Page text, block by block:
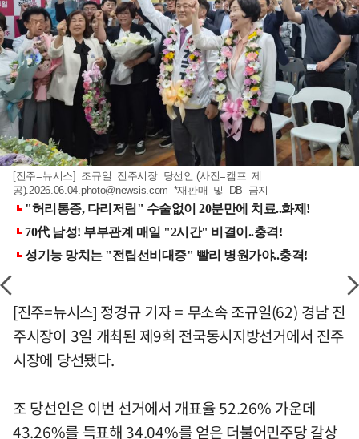
[진주=뉴시스] 조규일 진주시장 당선인.(사진=캠프 제
공).2026.06.04.photo@newsis.com *재판매 및 DB 금지
[진주=뉴시스] 정경규 기자 = 무소속 조규일(62) 경남 진
주시장이 3일 개최된 제9회 전국동시지방선거에서 진주
시장에 당선됐다.
조 당선인은 이번 선거에서 개표율 52.26% 가운데
43.26%를 득표해 34.04%를 얻은 더불어민주당 갈상